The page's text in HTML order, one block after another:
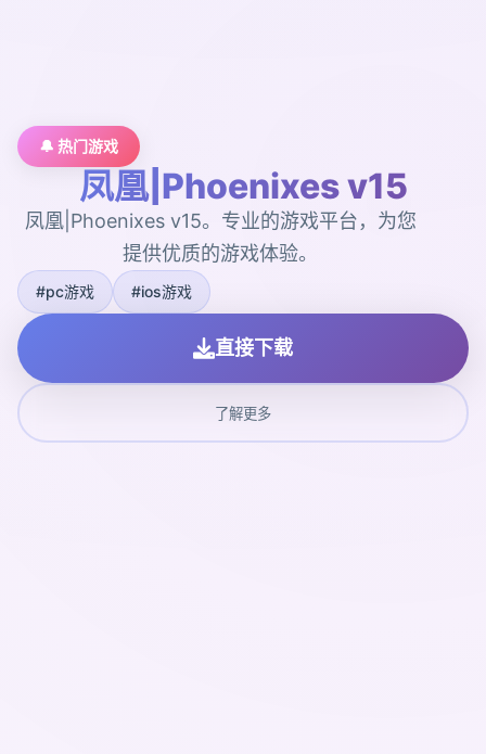
🔔 热门游戏
凤凰|Phoenixes v15
凤凰|Phoenixes v15。专业的游戏平台，为您
提供优质的游戏体验。
#pc游戏 #ios游戏
直接下载
了解更多